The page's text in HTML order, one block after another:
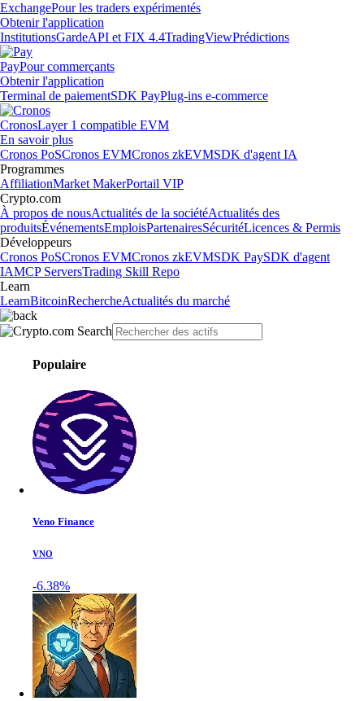
ExchangePour les traders expérimentés
Obtenir l'application
InstitutionsGardeAPI et FIX 4.4TradingViewPrédictions
PayPour commerçants
Obtenir l'application
Terminal de paiementSDK PayPlug-ins e-commerce
CronosLayer 1 compatible EVM
En savoir plus
Cronos PoSCronos EVMCronos zkEVMSDK d'agent IA
Programmes
AffiliationMarket MakerPortail VIP
Crypto.com
À propos de nousActualités de la sociétéActualités des
produitsÉvénementsEmploisPartenairesSécuritéLicences & Permis
Développeurs
Cronos PoSCronos EVMCronos zkEVMSDK PaySDK d'agent
IAMCP ServersTrading Skill Repo
Learn
LearnBitcoinRechercheActualités du marché
Populaire
Veno Finance
VNO
-6.38%